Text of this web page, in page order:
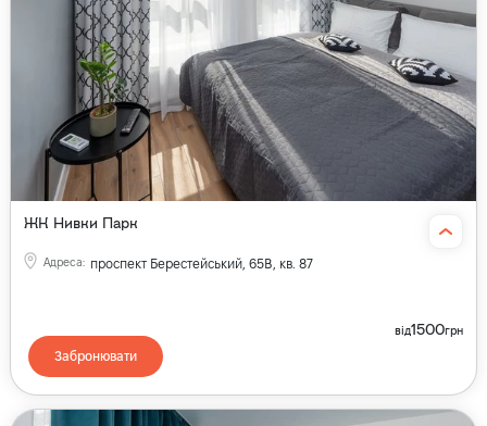
ЖК Нивки Парк
Адреса: проспект Берестейський, 65В, кв. 87
від1500грн
Забронювати